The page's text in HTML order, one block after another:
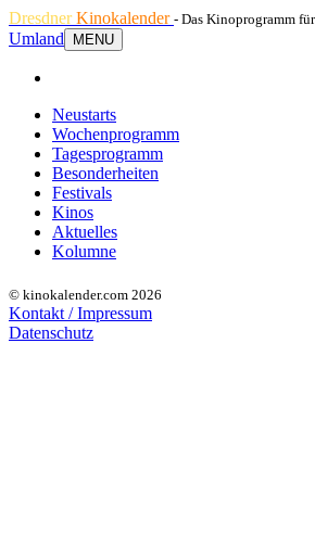
DresdnerKinokalender - Das Kinoprogramm
Umland
MENU
Neustarts
Wochenprogramm
Tagesprogramm
Besonderheiten
Festivals
Kinos
Aktuelles
Kolumne
© kinokalender.com 2026
Kontakt / Impressum
Datenschutz